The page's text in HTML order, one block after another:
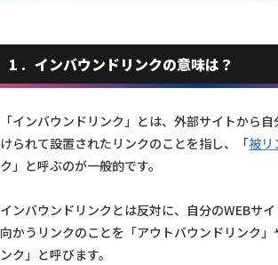
1 インバウンドリンクの意味は？
「インバウンドリンク」とは、外部サイトから
けられて設置されたリンクのことを指し、「被リ
ク」と呼ぶのが一般的です。
インバウンドリンクとは反対に、自分のWEBサ
向かうリンクのことを「アウトバウンドリンク」
ンク」と呼びます。